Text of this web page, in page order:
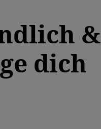
&
dich